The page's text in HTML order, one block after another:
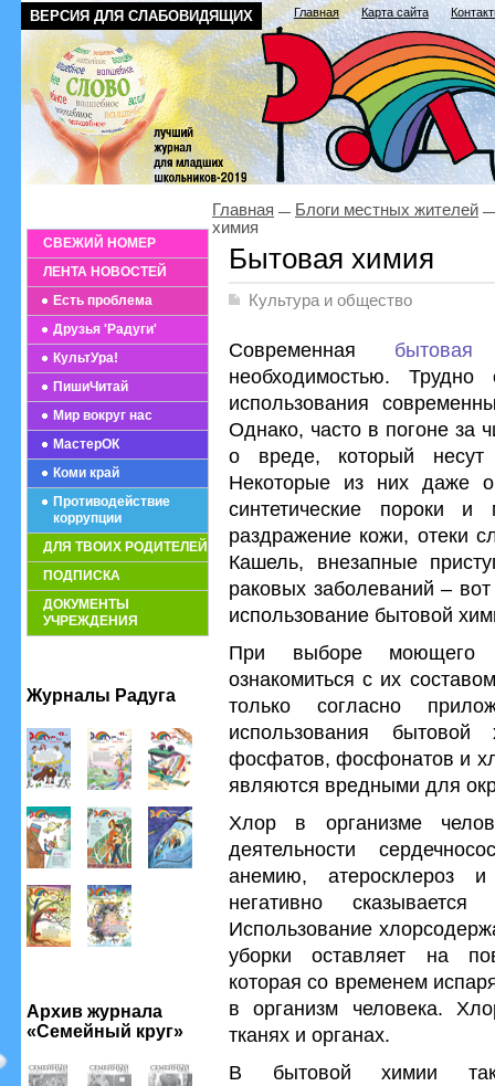
ВЕРСИЯ ДЛЯ СЛАБОВИДЯЩИХ Главная Карта сайта
СВЕЖИЙ НОМЕР
ЛЕНТА НОВОСТЕЙ
Есть проблема
Друзья 'Радуги'
КультУра!
ПишиЧитай
Мир вокруг нас
МастерОК
Коми край
Противодействие
коррупции
ДЛЯ ТВОИХ РОДИТЕЛЕЙ
ПОДПИСКА
ДОКУМЕНТЫ
УЧРЕЖДЕНИЯ
Журналы Радуга
Архив журнала
«Семейный круг»
Главная
Блоги местных жителей
химия
Бытовая химия
Культура и общество
Современная
необходимостью.
использования
Однако, часто в погоне за
о вреде, который
Некоторые из них даже
синтетические пороки
раздражение кожи, отеки
Кашель, внезапные
раковых заболеваний –
использование бытовой
При выборе моющего
ознакомиться с их
только согласно
использования
фосфатов, фосфонатов и
являются вредными для
Хлор в организме
деятельности
анемию, атеросклероз
негативно
Использование
уборки оставляет на
которая со временем
в организм человека.
тканях и органах.
В бытовой химии